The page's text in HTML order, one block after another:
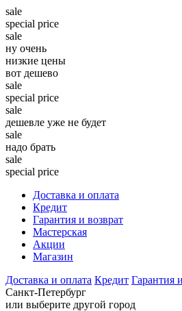
sale
special price
sale
ну очень
низкие цены
вот дешево
sale
special price
sale
дешевле уже не будет
sale
надо брать
sale
special price
Доставка и оплата
Кредит
Гарантия и возврат
Мастерская
Акции
Магазин
Доставка и оплата Кредит Гарантия
Санкт-Петербург
или выберите другой город